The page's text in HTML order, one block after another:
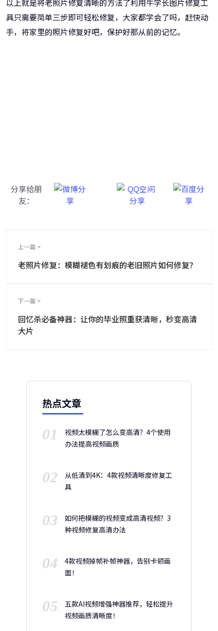
以上就是将老照片修复清晰的方法了利用牛学长图片修复工
具只需要简单三步即可轻松修复，大家都学会了吗，赶快动
手，将家里的照片修复好吧，保护好那从前的记忆。
分享给朋
友：
上一篇 >
老照片修复：模糊褪色有划痕的老旧照片如何修复？
下一篇 >
回忆杀必备神器：让你的毕业照重获清晰，秒变高清
大片
热点文章
01
视频太模糊了怎么变高清？4个使用
办法提高视频画质
02
从低清到4K：4款视频清晰度修复工
具
03
如何把模糊的视频变成高清视频？3
种视频修复高清办法
04
4款视频掉帧补帧神器，告别卡顿画
面！
05
五款AI视频增强神器推荐，轻松提升
视频画质清晰度！